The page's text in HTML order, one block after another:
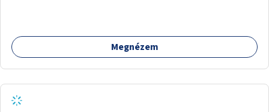
részt, amire hatásköre van és a költségvetési lehetőségek
keretéig valósítsa is meg.Megnézem